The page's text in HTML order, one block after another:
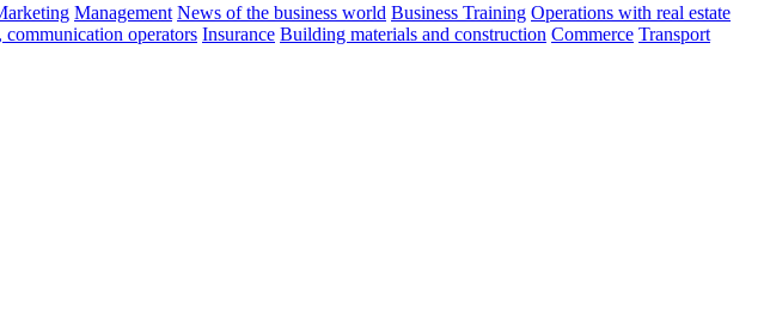
Management News of the business world Business Training Operations with real estate
operators Insurance Building materials and construction Commerce Transport